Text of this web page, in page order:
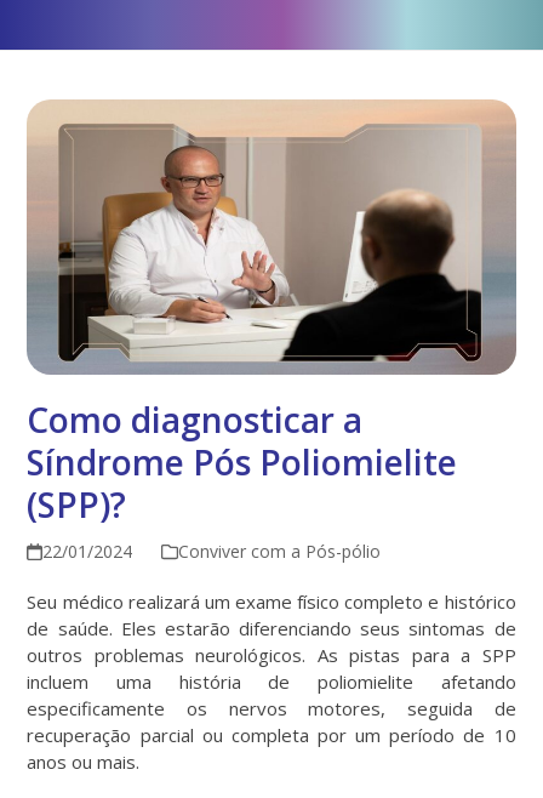
Como diagnosticar a
Síndrome Pós Poliomielite
(SPP)?
22/01/2024 Conviver com a Pós-pólio
Seu médico realizará um exame físico completo e histórico
de saúde. Eles estarão diferenciando seus sintomas de
outros problemas neurológicos. As pistas para a SPP
incluem uma história de poliomielite afetando
especificamente os nervos motores, seguida de
recuperação parcial ou completa por um período de 10
anos ou mais.